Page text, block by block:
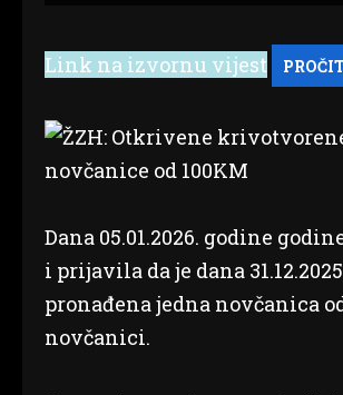
Link na izvornu vijest
Dana 05.01.2026. godine
i prijavila da je dana
pronađena jedna novčanica
novčanici.